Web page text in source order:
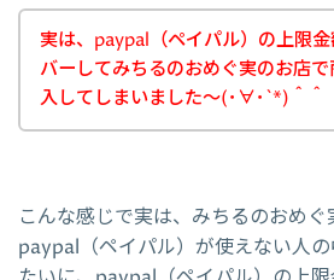
実は、paypal（ペイパル）の上限
バーしてみちるのおめぐ実のお店
入してしまいました～(･∀･`*)＾＾
こんな感じで実は、みちるのおめぐ
paypal（ペイパル）が使えない人